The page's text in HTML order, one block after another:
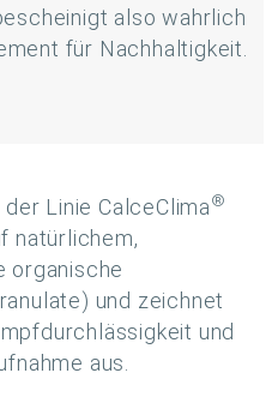
also wahrlich
für Nachhaltigkeit.
Linie CalceClima®
natürlichem,
organische
und zeichnet
und
aus.